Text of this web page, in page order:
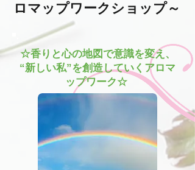
ロマップワークショップ～
☆香りと心の地図で意識を変え、
“新しい私”を創造していくアロマ
ップワーク☆